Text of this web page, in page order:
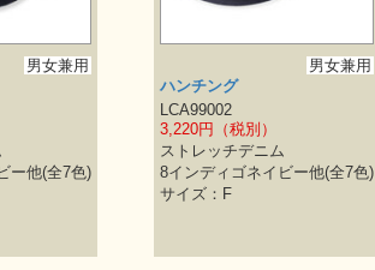
男女兼用
ー他(全7色)
男女兼用
ハンチング
LCA99002
3,220円（税別）
ストレッチデニム
8インディゴネイビー他(全7色)
サイズ：F